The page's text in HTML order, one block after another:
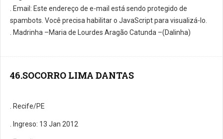
. E­mail: Este endereço de e-mail está sendo protegido de
spambots. Você precisa habilitar o JavaScript para visualizá-lo.
. Madrinha –Maria de Lourdes Aragão Catunda –(Dalinha)
46.SOCORRO LIMA DANTAS
. Recife/PE
. Ingreso: 13 Jan 2012